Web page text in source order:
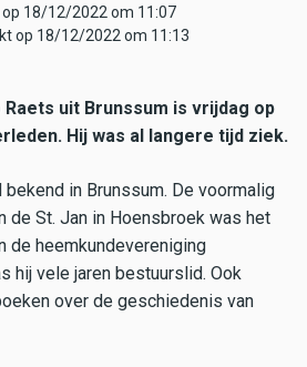
op 18/12/2022 om 11:07
op 18/12/2022 om 11:13
uit Brunssum is vrijdag op
Hij was al langere tijd ziek.
in Brunssum. De voormalig
de St. Jan in Hoensbroek was het
de heemkundevereniging
hij vele jaren bestuurslid. Ook
over de geschiedenis van